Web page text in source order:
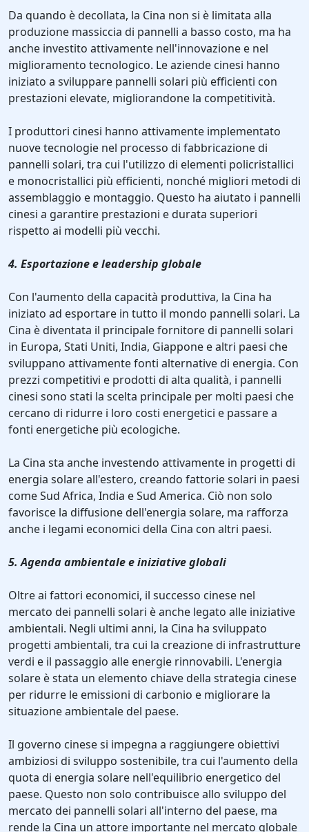
Da quando è decollata, la Cina non si è limitata alla
produzione massiccia di pannelli a basso costo, ma ha
anche investito attivamente nell'innovazione e nel
miglioramento tecnologico. Le aziende cinesi hanno
iniziato a sviluppare pannelli solari più efficienti con
prestazioni elevate, migliorandone la competitività.
I produttori cinesi hanno attivamente implementato
nuove tecnologie nel processo di fabbricazione di
pannelli solari, tra cui l'utilizzo di elementi policristallici
e monocristallici più efficienti, nonché migliori metodi di
assemblaggio e montaggio. Questo ha aiutato i pannelli
cinesi a garantire prestazioni e durata superiori
rispetto ai modelli più vecchi.
4. Esportazione e leadership globale
Con l'aumento della capacità produttiva, la Cina ha
iniziato ad esportare in tutto il mondo pannelli solari. La
Cina è diventata il principale fornitore di pannelli solari
in Europa, Stati Uniti, India, Giappone e altri paesi che
sviluppano attivamente fonti alternative di energia. Con
prezzi competitivi e prodotti di alta qualità, i pannelli
cinesi sono stati la scelta principale per molti paesi che
cercano di ridurre i loro costi energetici e passare a
fonti energetiche più ecologiche.
La Cina sta anche investendo attivamente in progetti di
energia solare all'estero, creando fattorie solari in paesi
come Sud Africa, India e Sud America. Ciò non solo
favorisce la diffusione dell'energia solare, ma rafforza
anche i legami economici della Cina con altri paesi.
5. Agenda ambientale e iniziative globali
Oltre ai fattori economici, il successo cinese nel
mercato dei pannelli solari è anche legato alle iniziative
ambientali. Negli ultimi anni, la Cina ha sviluppato
progetti ambientali, tra cui la creazione di infrastrutture
verdi e il passaggio alle energie rinnovabili. L'energia
solare è stata un elemento chiave della strategia cinese
per ridurre le emissioni di carbonio e migliorare la
situazione ambientale del paese.
Il governo cinese si impegna a raggiungere obiettivi
ambiziosi di sviluppo sostenibile, tra cui l'aumento della
quota di energia solare nell'equilibrio energetico del
paese. Questo non solo contribuisce allo sviluppo del
mercato dei pannelli solari all'interno del paese, ma
rende la Cina un attore importante nel mercato globale